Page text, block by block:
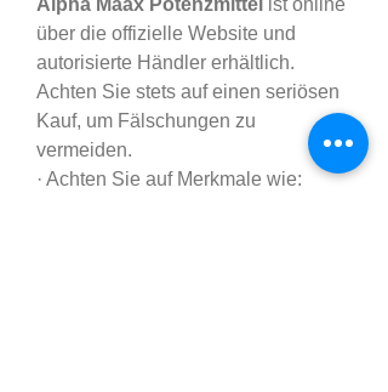
Alpha Maax Potenzmittel ist online
über die offizielle Website und
autorisierte Händler erhältlich.
Achten Sie stets auf einen seriösen
Kauf, um Fälschungen zu
vermeiden.
· Achten Sie auf Merkmale wie: